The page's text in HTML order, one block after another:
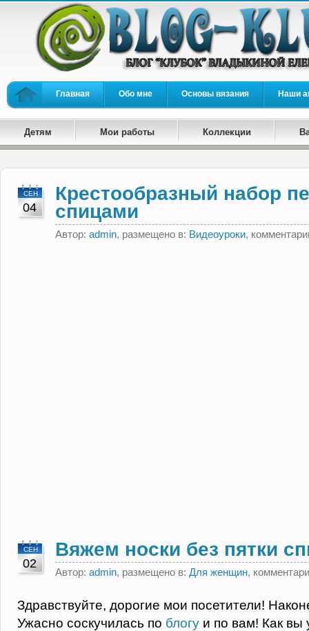
Главная Обо мне Основы вязания Наши
Детям Мои работы Коллекции
СЕН
04
Крестообразный набор
спицами
Автор: admin, размещено в: Видеоуроки,
СЕН
02
Вяжем носки без пятки
Автор: admin, размещено в: Для женщин,
Здравствуйте, дорогие мои посетители!
Ужасно соскучилась по блогу и по вам! Как вы